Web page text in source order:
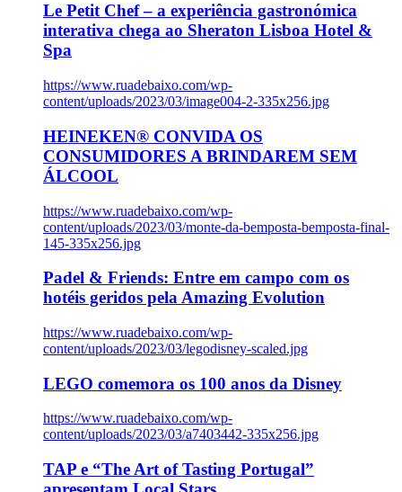
Le Petit Chef – a experiência gastronómica
interativa chega ao Sheraton Lisboa Hotel &
Spa
https://www.ruadebaixo.com/wp-
content/uploads/2023/03/image004-2-335x256.jpg
HEINEKEN® CONVIDA OS
CONSUMIDORES A BRINDAREM SEM
ÁLCOOL
https://www.ruadebaixo.com/wp-
content/uploads/2023/03/monte-da-bemposta-bemposta-final-
145-335x256.jpg
Padel & Friends: Entre em campo com os
hotéis geridos pela Amazing Evolution
https://www.ruadebaixo.com/wp-
content/uploads/2023/03/legodisney-scaled.jpg
LEGO comemora os 100 anos da Disney
https://www.ruadebaixo.com/wp-
content/uploads/2023/03/a7403442-335x256.jpg
TAP e “The Art of Tasting Portugal”